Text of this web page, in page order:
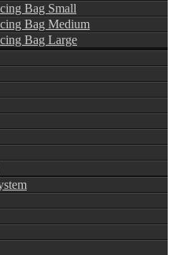
Bag Small
Bag Medium
Bag Large